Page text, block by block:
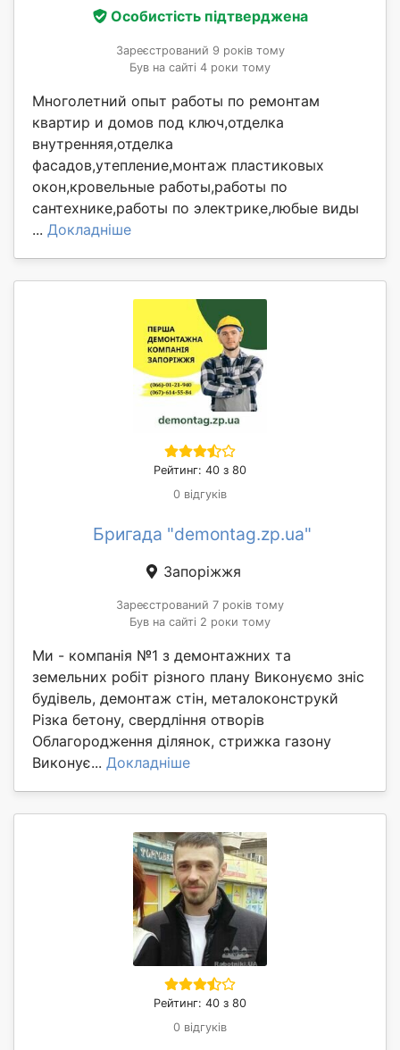
Особистість підтверджена
Зареєстрований 9 років тому
Був на сайті 4 роки тому
Многолетний опыт работы по ремонтам
квартир и домов под ключ,отделка
внутренняя,отделка
фасадов,утепление,монтаж пластиковых
окон,кровельные работы,работы по
сантехнике,работы по электрике,любые виды
... Докладніше
Рейтинг: 40 з 80
0 відгуків
Бригада "demontag.zp.ua"
Запоріжжя
Зареєстрований 7 років тому
Був на сайті 2 роки тому
Ми - компанія №1 з демонтажних та
земельних робіт різного плану Виконуємо зніс
будівель, демонтаж стін, металоконструкй
Різка бетону, свердління отворів
Облагородження ділянок, стрижка газону
Виконує... Докладніше
Рейтинг: 40 з 80
0 відгуків